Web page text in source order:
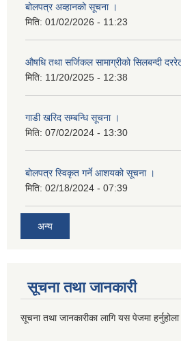
बोलपत्र अव्हानको सूचना ।
मिति: 01/02/2026 - 11:23
औषधि तथा सर्जिकल सामाग्रीको सिलबन्दी
मिति: 11/20/2025 - 12:38
गाडी खरिद सम्बन्धि सूचना ।
मिति: 07/02/2024 - 13:30
बोलपत्र स्विकृत गर्ने आशयको सूचना ।
मिति: 02/18/2024 - 07:39
अन्य
सूचना तथा जानकारी
सूचना तथा जानकारीका लागि यस पेजमा